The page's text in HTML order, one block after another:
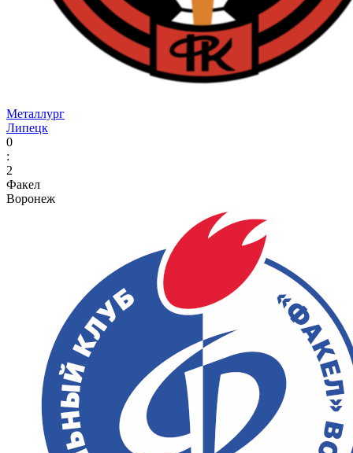
Металлург
Липецк
0
:
2
Факел
Воронеж